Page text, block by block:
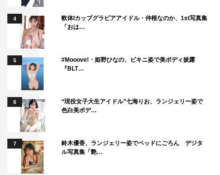
4
軟体Iカップグラビアアイドル・仲根なのか、1st写真集
「おは…
5
#Mooove!・姫野ひなの、ビキニ姿で美ボディ披露
『BLT…
6
“現役女子大生アイドル”七海りお、ランジェリー姿で
色白美ボデ…
7
鈴木優香、ランジェリー姿でベッドにごろん デジタ
ル写真集「艶…